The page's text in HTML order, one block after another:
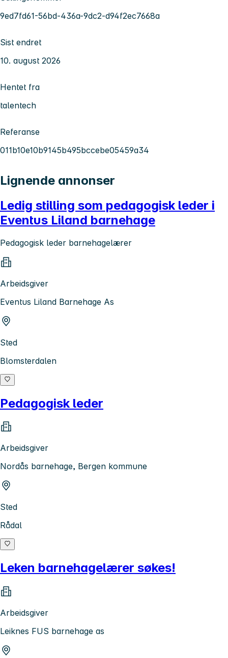
9ed7fd61-56bd-436a-9dc2-d94f2ec7668a
Sist endret
10. august 2026
Hentet fra
talentech
Referanse
011b10e10b9145b495bccebe05459a34
Lignende annonser
Ledig stilling som pedagogisk leder i
Eventus Liland barnehage
Pedagogisk leder barnehagelærer
Arbeidsgiver
Eventus Liland Barnehage As
Sted
Blomsterdalen
Pedagogisk leder
Arbeidsgiver
Nordås barnehage, Bergen kommune
Sted
Rådal
Leken barnehagelærer søkes!
Arbeidsgiver
Leiknes FUS barnehage as